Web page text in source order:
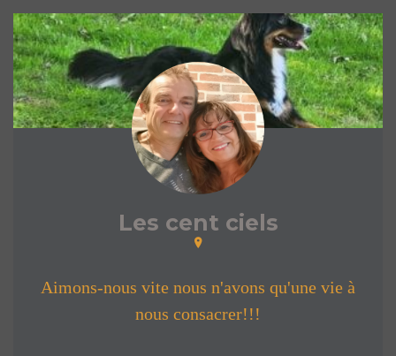
Les cent ciels
Aimons-nous vite nous n'avons qu'une vie à
nous consacrer!!!